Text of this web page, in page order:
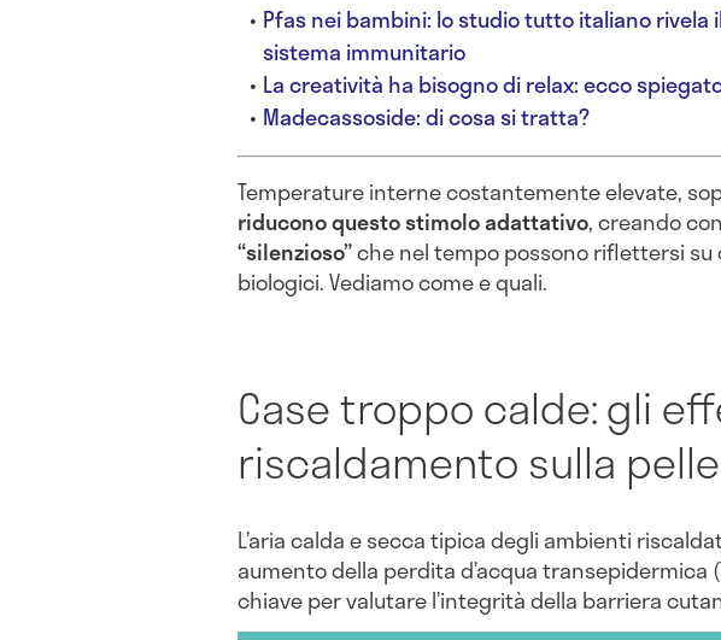
Pfas nei bambini: lo studio tutto italiano rivela
sistema immunitario
La creatività ha bisogno di relax: ecco
Madecassoside: di cosa si tratta?
Temperature interne costantemente elevate,
riducono questo stimolo adattativo, creando
“silenzioso”che nel tempo possono riflettersi su
biologici. Vediamo come e quali.
Case troppo calde: gli
riscaldamento sulla pelle
L’aria calda e secca tipica degli ambienti
aumento della perdita d’acqua transepidermica
chiave per valutare l’integrità della barriera